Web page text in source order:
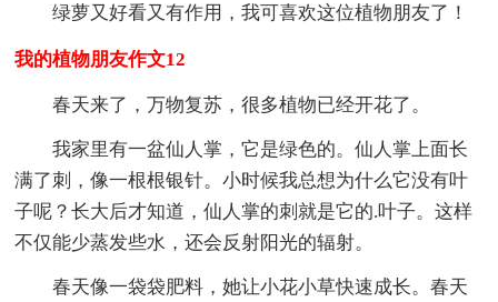
绿萝又好看又有作用，我可喜欢这位植物朋友了！
我的植物朋友作文12
春天来了，万物复苏，很多植物已经开花了。
我家里有一盆仙人掌，它是绿色的。仙人掌上面长
满了刺，像一根根银针。小时候我总想为什么它没有叶
子呢？长大后才知道，仙人掌的刺就是它的.叶子。这样
不仅能少蒸发些水，还会反射阳光的辐射。
春天像一袋袋肥料，她让小花小草快速成长。春天